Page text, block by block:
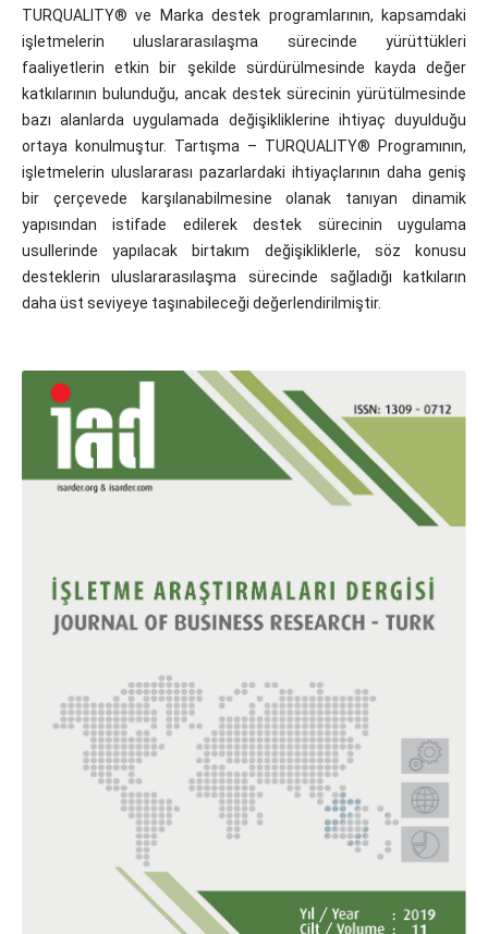
TURQUALITY® ve Marka destek programlarının, kapsamdaki
işletmelerin uluslararasılaşma sürecinde yürüttükleri
faaliyetlerin etkin bir şekilde sürdürülmesinde kayda değer
katkılarının bulunduğu, ancak destek sürecinin yürütülmesinde
bazı alanlarda uygulamada değişikliklerine ihtiyaç duyulduğu
ortaya konulmuştur. Tartışma – TURQUALITY® Programının,
işletmelerin uluslararası pazarlardaki ihtiyaçlarının daha geniş
bir çerçevede karşılanabilmesine olanak tanıyan dinamik
yapısından istifade edilerek destek sürecinin uygulama
usullerinde yapılacak birtakım değişikliklerle, söz konusu
desteklerin uluslararasılaşma sürecinde sağladığı katkıların
daha üst seviyeye taşınabileceği değerlendirilmiştir.